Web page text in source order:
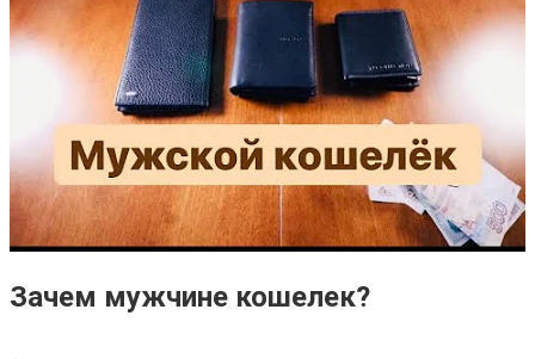
Зачем мужчине кошелек?